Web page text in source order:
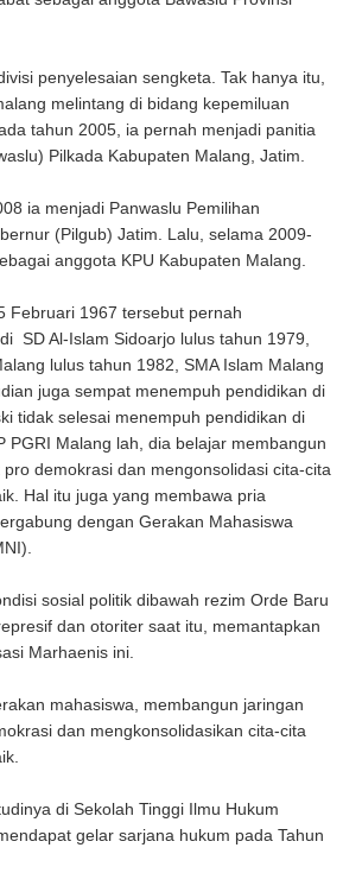
penyelesaian sengketa. Tak hanya itu,
melintang di bidang kepemiluan
tahun 2005, ia pernah menjadi panitia
Pilkada Kabupaten Malang, Jatim.
ia menjadi Panwaslu Pemilihan
(Pilgub) Jatim. Lalu, selama 2009-
anggota KPU Kabupaten Malang.
Februari 1967 tersebut pernah
SD Al-Islam Sidoarjo lulus tahun 1979,
lulus tahun 1982, SMA Islam Malang
juga sempat menempuh pendidikan di
tidak selesai menempuh pendidikan di
PGRI Malang lah, dia belajar membangun
demokrasi dan mengonsolidasi cita-cita
Hal itu juga yang membawa pria
dengan Gerakan Mahasiswa
sosial politik dibawah rezim Orde Baru
dan otoriter saat itu, memantapkan
Marhaenis ini.
mahasiswa, membangun jaringan
dan mengkonsolidasikan cita-cita
di Sekolah Tinggi Ilmu Hukum
gelar sarjana hukum pada Tahun